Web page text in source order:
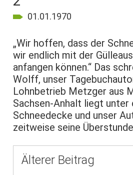
01.01.1970
„Wir hoffen, dass der
wir endlich mit der
anfangen können.“ Das
Wolff, unser
Lohnbetrieb Metzger aus
Sachsen-Anhalt liegt unter
Schneedecke und unser
zeitweise seine
Älterer Beitrag